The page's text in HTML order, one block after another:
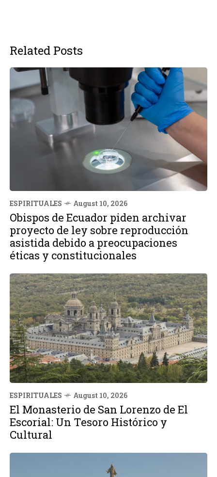
Related Posts
ESPIRITUALES August 10, 2026
Obispos de Ecuador piden archivar
proyecto de ley sobre reproducción
asistida debido a preocupaciones
éticas y constitucionales
ESPIRITUALES August 10, 2026
El Monasterio de San Lorenzo de El
Escorial: Un Tesoro Histórico y
Cultural